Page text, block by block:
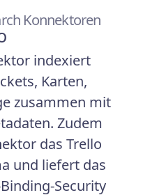
Konnektoren
indexiert
Karten,
zusammen mit
Zudem
das Trello
und liefert das
Security